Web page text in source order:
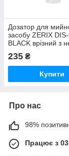
Дозатор для
засобу ZERIX
BLACK врізний з
чорний) (300 мл)
235 ₴
Купити
Про нас
98%
Працює з